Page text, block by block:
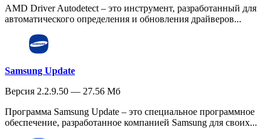
AMD Driver Autodetect – это инструмент, разработанный для
автоматического определения и обновления драйверов...
Samsung Update
Версия 2.2.9.50 — 27.56 Мб
Программа Samsung Update – это специальное программное
обеспечение, разработанное компанией Samsung для своих...